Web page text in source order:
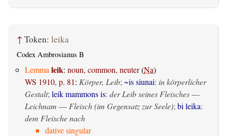
↑ Token: leika
Codex Ambrosianus B
Lemma leik: noun, common, neuter(Na)
WS 1910, p. 81: Körper, Leib; ~is siunai: in körperlicher
Gestalt; leik mammons is: der Leib seines Fleisches—
Leichnam — Fleisch (im Gegensatz zur Seele); bi leika:
dem Fleische nach
dative singular